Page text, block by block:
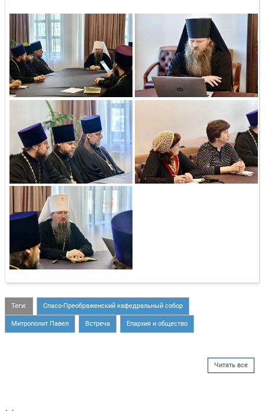
Теги: Спасо-Преображенский кафедральный собор
Митрополит Павел Встреча Епархия и общество
Читать все